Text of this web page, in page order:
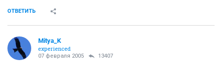
ОТВЕТИТЬ
Mitya_K
experienced
07 февраля 2005 13407